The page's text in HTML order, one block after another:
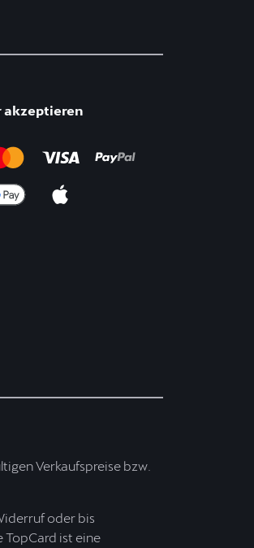
akzeptieren
Verkaufspreise bzw.
oder bis
ist eine